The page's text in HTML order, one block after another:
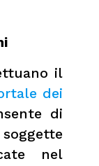
il
dei
di
nel